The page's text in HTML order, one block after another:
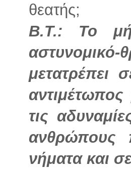
θεατής;
Β.Τ.: Το
μετατρέπει
τις
ανθρώπους
νήματα και